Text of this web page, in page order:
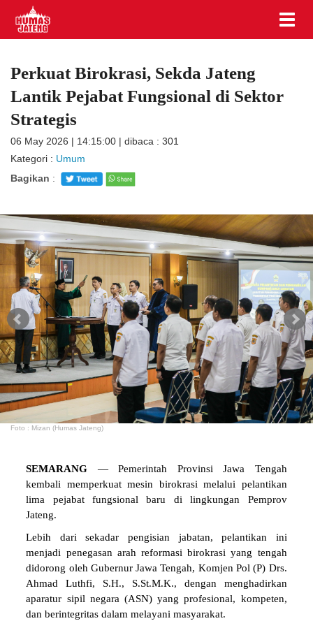
Perkuat Birokrasi, Sekda Jateng
Lantik Pejabat Fungsional di Sektor
Strategis
06 May 2026 | 14:15:00 | dibaca : 301
Kategori : Umum
Bagikan :
Foto : Mizan (Humas Jateng)
SEMARANG — Pemerintah Provinsi Jawa Tengah
kembali memperkuat mesin birokrasi melalui pelantikan
lima pejabat fungsional baru di lingkungan Pemprov
Jateng.
Lebih dari sekadar pengisian jabatan, pelantikan ini
menjadi penegasan arah reformasi birokrasi yang tengah
didorong oleh Gubernur Jawa Tengah, Komjen Pol (P) Drs.
Ahmad Luthfi, S.H., S.St.M.K., dengan menghadirkan
aparatur sipil negara (ASN) yang profesional, kompeten,
dan berintegritas dalam melayani masyarakat.